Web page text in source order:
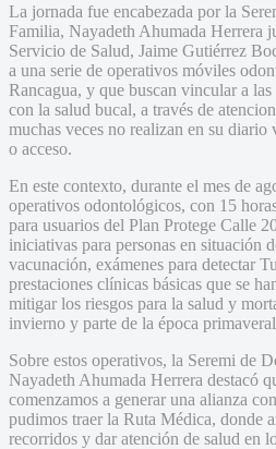
La jornada fue encabezada por la
Familia, Nayadeth Ahumada Herrera
Servicio de Salud, Jaime Gutiérrez
a una serie de operativos móviles
Rancagua, y que buscan vincular a
con la salud bucal, a través de
muchas veces no realizan en su
o acceso.
En este contexto, durante el mes de
operativos odontológicos, con 15
para usuarios del Plan Protege Calle
iniciativas para personas en situación
vacunación, exámenes para detectar
prestaciones clínicas básicas que se
mitigar los riesgos para la salud y
invierno y parte de la época
Sobre estos operativos, la Seremi de
Nayadeth Ahumada Herrera destacó
comenzamos a generar una alianza
pudimos traer la Ruta Médica, donde
recorridos y dar atención de salud en